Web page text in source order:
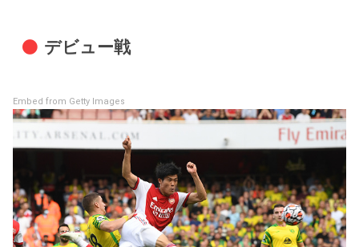
デビュー戦
Embed from Getty Images